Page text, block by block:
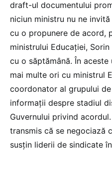
draft-ul documentului
niciun ministru nu ne
cu o propunere de acord,
ministrului Educației,
cu o săptămână. În
mai multe ori cu ministrul
coordonator al grupului
informații despre stadiul
Guvernului privind
transmis că se negociază
susțin liderii de sindicate